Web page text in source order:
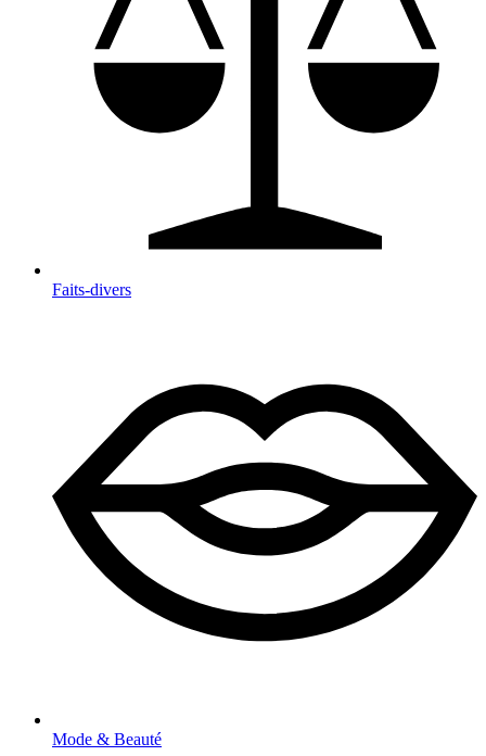
Faits-divers
Mode & Beauté